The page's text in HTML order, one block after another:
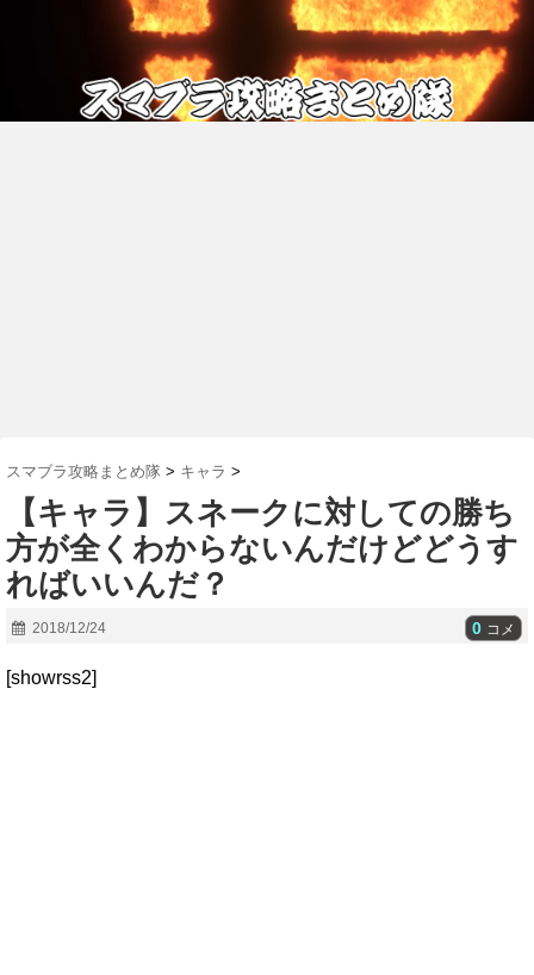
スマブラ攻略まとめ隊 > キャラ >
【キャラ】スネークに対しての勝ち
方が全くわからないんだけどどうす
ればいいんだ？
2018/12/24 0 コメ
[showrss2]